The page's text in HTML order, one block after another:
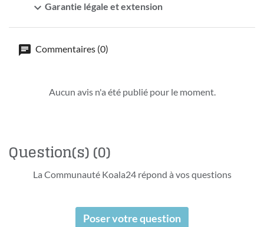
expand_more Garantie légale et extension
Commentaires (0)
Aucun avis n'a été publié pour le moment.
Question(s)(0)
La Communauté Koala24 répond à vos questions
Poser votre question